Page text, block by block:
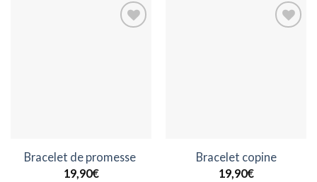
Bracelet de promesse
19,90€
Bracelet copine
19,90€